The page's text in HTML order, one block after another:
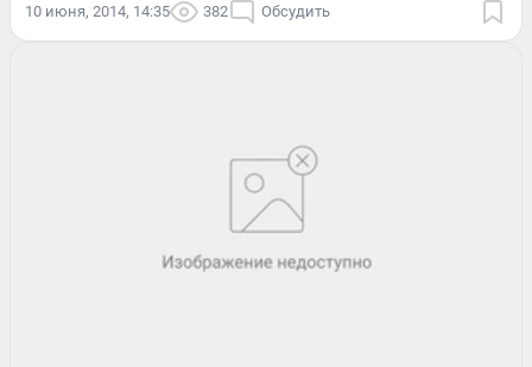
10 июня, 2014, 14:35 382 Обсудить